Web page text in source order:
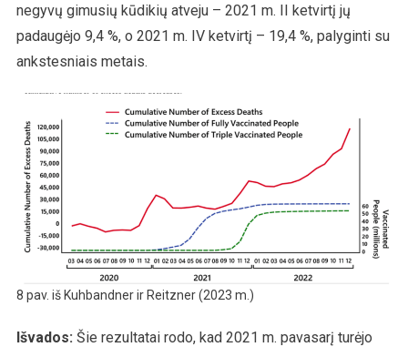
negyvų gimusių kūdikių atveju – 2021 m. II ketvirtį jų
padaugėjo 9,4 %, o 2021 m. IV ketvirtį – 19,4 %, palyginti su
ankstesniais metais.
8 pav. iš Kuhbandner ir Reitzner (2023 m.)
Išvados: Šie rezultatai rodo, kad 2021 m. pavasarį turėjo